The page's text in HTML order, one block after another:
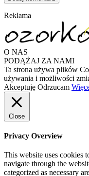
Reklama
O NAS
PODĄŻAJ ZA NAMI
Ta strona używa plików
używania i możliwości
Akceptuję Odrzucam
Close
Privacy Overview
This website uses cookies
navigate through the
categorized as necessary